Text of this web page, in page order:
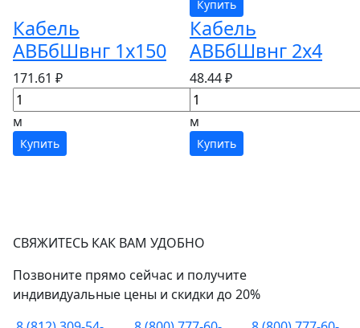
Купить
Кабель
АВБбШвнг 1х150
171.61 ₽
м
Купить
Кабель
АВБбШвнг 2х4
48.44 ₽
м
Купить
СВЯЖИТЕСЬ КАК ВАМ УДОБНО
Позвоните прямо сейчас и получите
индивидуальные цены и скидки до 20%